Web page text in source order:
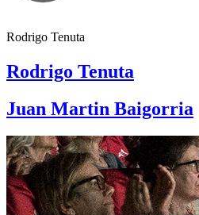
Rodrigo Tenuta
Rodrigo Tenuta
Juan Martin Baigorria